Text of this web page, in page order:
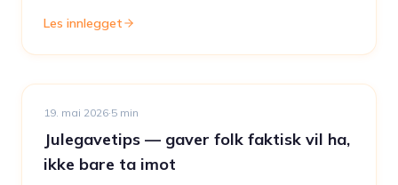
Les innlegget
19. mai 2026·5 min
Julegavetips — gaver folk faktisk vil ha,
ikke bare ta imot